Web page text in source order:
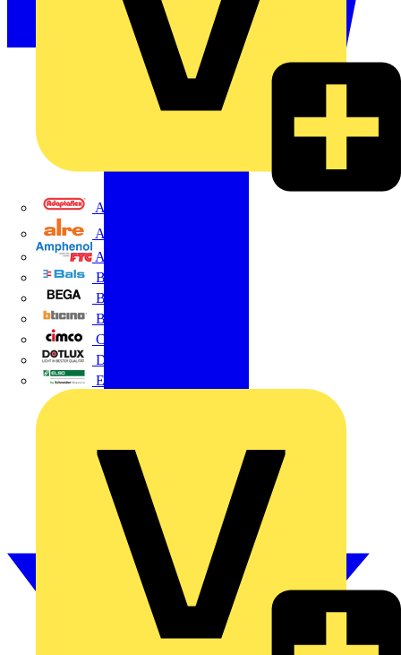
Adaptaflex
Alre
Amphenol FTG
BALS
Bega
Bticino
Cimco
DOTLUX GmbH
Elso